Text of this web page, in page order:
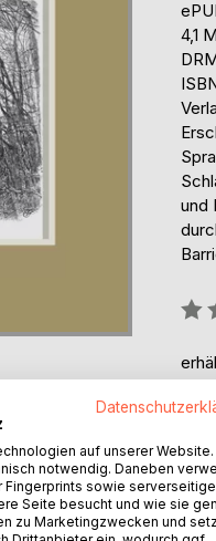
4,1
und
AUTOR/IN
auf unserer Website.
notwendig. Daneben
Fingerprints sowie
Seite besucht und wie sie
zu Marketingzwecken und